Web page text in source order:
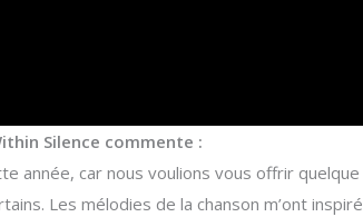
Silence commente :
année, car nous voulions vous offrir quelque
Les mélodies de la chanson m’ont inspiré